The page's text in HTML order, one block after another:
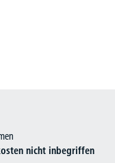
nicht inbegriffen